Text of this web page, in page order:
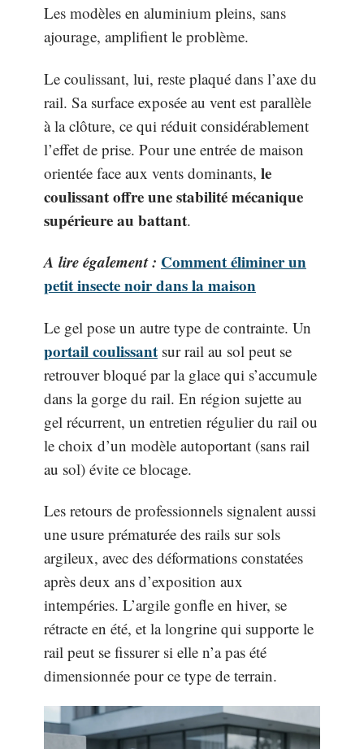
Les modèles en aluminium pleins, sans
ajourage, amplifient le problème.
Le coulissant, lui, reste plaqué dans l’axe du
rail. Sa surface exposée au vent est parallèle
à la clôture, ce qui réduit considérablement
l’effet de prise. Pour une entrée de maison
orientée face aux vents dominants, le
coulissant offre une stabilité mécanique
supérieure au battant.
A lire également : Comment éliminer un
petit insecte noir dans la maison
Le gel pose un autre type de contrainte. Un
portail coulissant sur rail au sol peut se
retrouver bloqué par la glace qui s’accumule
dans la gorge du rail. En région sujette au
gel récurrent, un entretien régulier du rail ou
le choix d’un modèle autoportant (sans rail
au sol) évite ce blocage.
Les retours de professionnels signalent aussi
une usure prématurée des rails sur sols
argileux, avec des déformations constatées
après deux ans d’exposition aux
intempéries. L’argile gonfle en hiver, se
rétracte en été, et la longrine qui supporte le
rail peut se fissurer si elle n’a pas été
dimensionnée pour ce type de terrain.